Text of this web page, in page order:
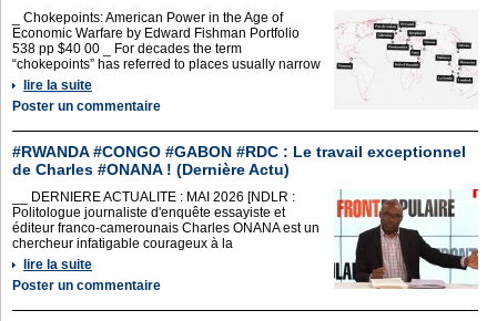
_ Chokepoints: American Power in the Age of
Economic Warfare by Edward Fishman Portfolio
538 pp $40 00 _ For decades the term
“chokepoints” has referred to places usually narrow
lire la suite
Poster un commentaire
#RWANDA #CONGO #GABON #RDC : Le travail exceptionnel
de Charles #ONANA ! (Dernière Actu)
__ DERNIERE ACTUALITE : MAI 2026 [NDLR :
Politologue journaliste d'enquête essayiste et
éditeur franco-camerounais Charles ONANA est un
chercheur infatigable courageux à la
lire la suite
Poster un commentaire